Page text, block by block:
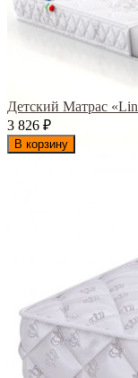
Детский Матрас
3 826 ₽
В корзину